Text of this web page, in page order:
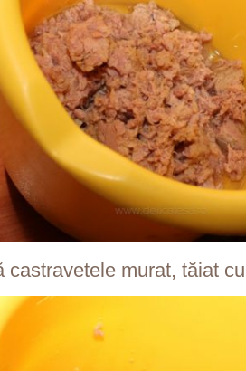
castravetele murat, tăiat